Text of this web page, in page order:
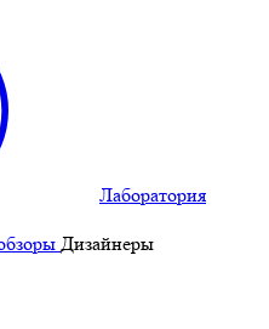
Лаборатория
Дизайнеры